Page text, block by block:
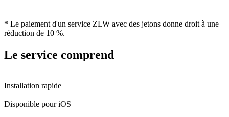
* Le paiement d'un service ZLW avec des jetons donne droit à une
réduction de 10 %.
Le service comprend
Installation rapide
Disponible pour iOS